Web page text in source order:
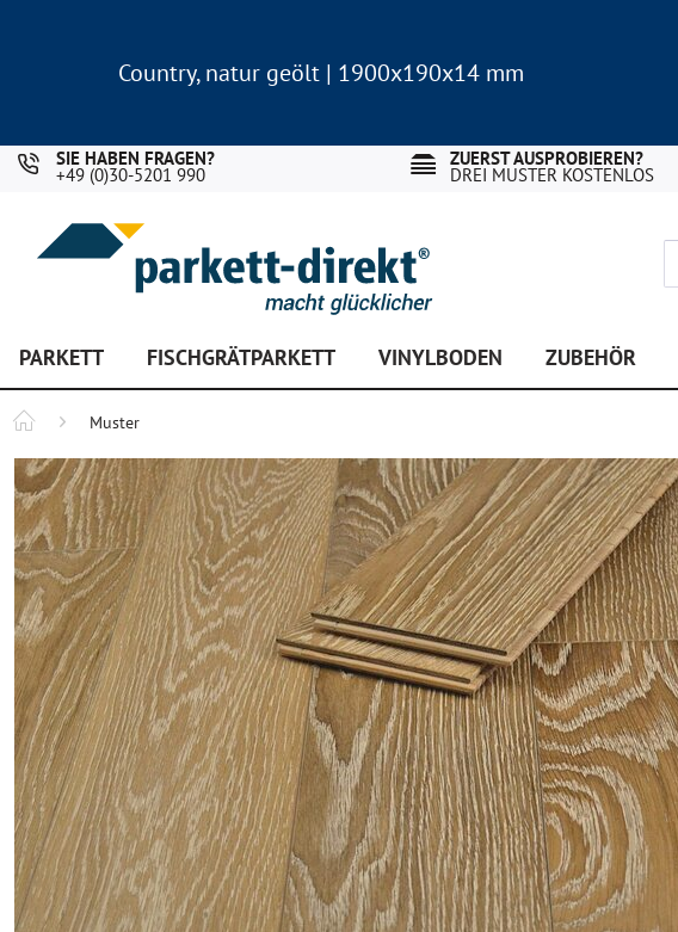
Country, natur geölt | 1900x190x14 mm
SIE HABEN FRAGEN?
+49 (0)30-5201 990
ZUERST AUSPROBIEREN?
DREI MUSTER KOSTENLOS
PARKETT FISCHGRÄTPARKETT VINYLBODEN ZUBEHÖR
Muster